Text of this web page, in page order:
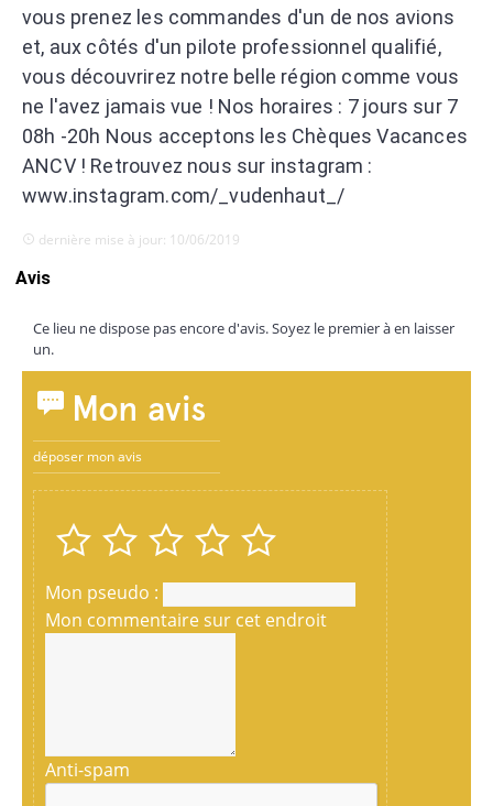
vous prenez les commandes d'un de nos avions
et, aux côtés d'un pilote professionnel qualifié,
vous découvrirez notre belle région comme vous
ne l'avez jamais vue ! Nos horaires : 7 jours sur 7
08h -20h Nous acceptons les Chèques Vacances
ANCV ! Retrouvez nous sur instagram :
www.instagram.com/_vudenhaut_/
dernière mise à jour: 10/06/2019
Avis
Ce lieu ne dispose pas encore d'avis. Soyez le premier à en laisser
un.
Mon avis
déposer mon avis
Mon pseudo :
Mon commentaire sur cet endroit
Anti-spam